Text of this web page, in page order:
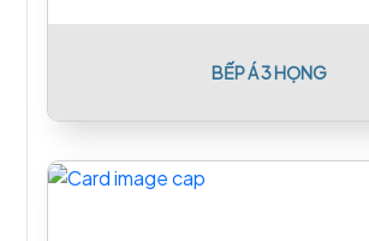
BẾP Á 3 HỌNG